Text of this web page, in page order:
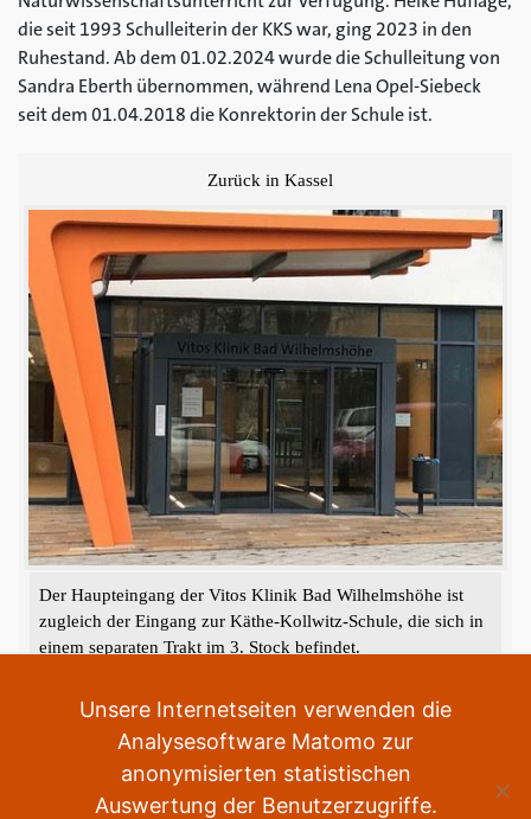
die seit 1993 Schulleiterin der KKS war, ging 2023 in den
Ruhestand. Ab dem 01.02.2024 wurde die Schulleitung von
Sandra Eberth übernommen, während Lena Opel-Siebeck
seit dem 01.04.2018 die Konrektorin der Schule ist.
Zurück in Kassel
Der Haupteingang der Vitos Klinik Bad Wilhelmshöhe ist
zugleich der Eingang zur Käthe-Kollwitz-Schule, die sich in
einem separaten Trakt im 3. Stock befindet.
Unsere Internetseiten verwenden die
Analysesoftware Matomo zur
anonymisierten statistischen
Auswertung der Benutzerzugriffe.